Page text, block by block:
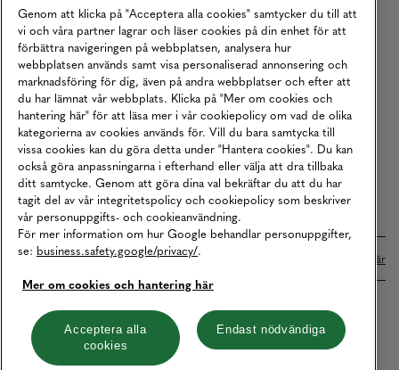
Köpvillkor
Karriär
Vårt Ansvar
Våra Tjänster
Press
Studentrabatt
B2B
Tillgänglighetsredogörelse
Betalningar online sköts i samarbete med Klarna. Läs mer här
Cookies Integritetspolicy
Hantera cookies
Genom att klicka på "Acceptera alla cookies" samtycker du till att
vi och våra partner lagrar och läser cookies på din enhet för att
förbättra navigeringen på webbplatsen, analysera hur
webbplatsen används samt visa personaliserad annonsering och
marknadsföring för dig, även på andra webbplatser och efter att
du har lämnat vår webbplats. Klicka på "Mer om cookies och
hantering här" för att läsa mer i vår cookiepolicy om vad de olika
kategorierna av cookies används för. Vill du bara samtycka till
vissa cookies kan du göra detta under "Hantera cookies". Du kan
också göra anpassningarna i efterhand eller välja att dra tillbaka
ditt samtycke. Genom att göra dina val bekräftar du att du har
tagit del av vår integritetspolicy och cookiepolicy som beskriver
vår personuppgifts- och cookieanvändning.
För mer information om hur Google behandlar personuppgifter,
se: business.safety.google/privacy/.
Mer om cookies och hantering här
Acceptera alla
cookies
Endast nödvändiga